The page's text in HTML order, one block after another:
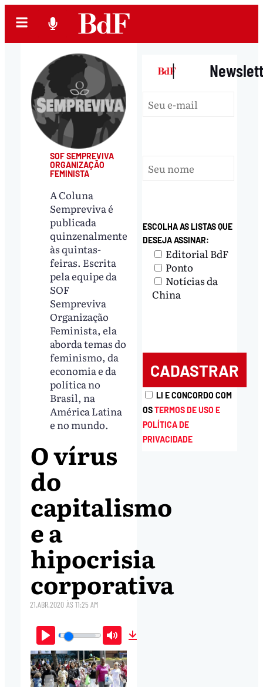
SOF SEMPREVIVA
ORGANIZAÇÃO
FEMINISTA
A Coluna
Sempreviva é
publicada
quinzenalmente
às quintas-
feiras. Escrita
pela equipe da
SOF
Sempreviva
Organização
Feminista, ela
aborda temas do
feminismo, da
economia e da
política no
Brasil, na
América Latina
e no mundo.
O vírus
do
capitalismo
e a
hipocrisia
corporativa
21.ABR.2020 ÀS11:25 AM
Play Mute
|
ESCOLHA AS LISTAS QUE
DESEJA ASSINAR:
Editorial BdF
Ponto
Notícias da
China
LI E CONCORDO COM
OSTERMOS DE USO E
POLÍTICA DE
PRIVACIDADE